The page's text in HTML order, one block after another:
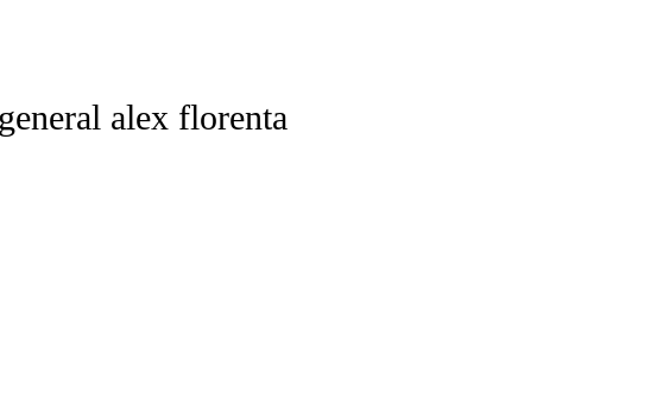
alex florenta